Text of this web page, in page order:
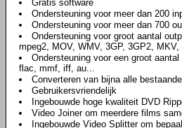
Gratis software
Ondersteuning voor meer dan 200
Ondersteuning voor meer dan 700
Ondersteuning voor groot aantal
mpeg2, MOV, WMV, 3GP, 3GP2,
Ondersteuning voor een groot
flac, mmf, iff, au...
Converteren van bijna alle
Gebruikersvriendelijk
Ingebouwde hoge kwaliteit DVD
Video Joiner om meerdere films
Ingebouwde Video Splitter om